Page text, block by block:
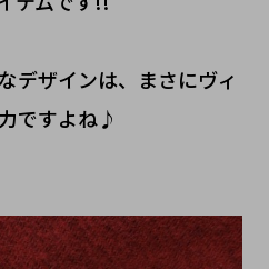
デザインは、まさにヴィ
ですよね♪